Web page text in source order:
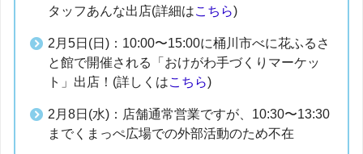
タッフあんな出店(詳細はこちら)
2月5日(日)：10:00〜15:00に桶川市べに花ふるさ
と館で開催される「おけがわ手づくりマーケッ
ト」出店！(詳しくはこちら)
2月8日(水)：店舗通常営業ですが、10:30〜13:30
までくまっぺ広場での外部活動のため不在